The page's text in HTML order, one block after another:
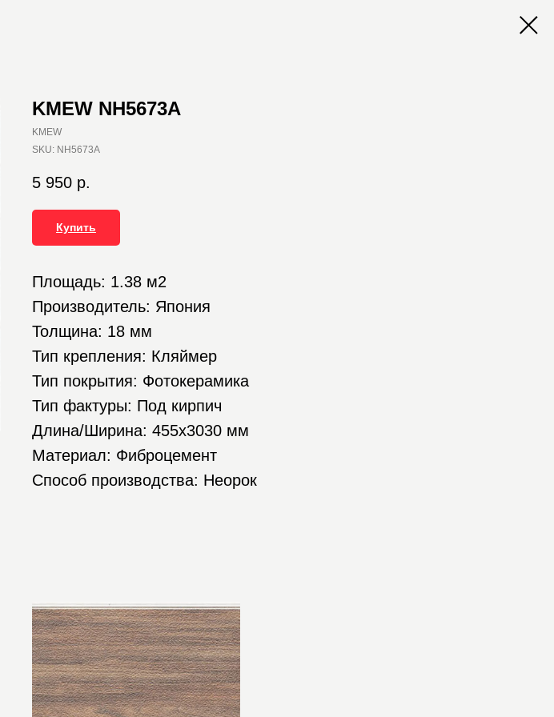
KMEW NH5673A
KMEW
SKU: NH5673A
5 950 р.
Купить
Площадь: 1.38 м2
Производитель: Япония
Толщина: 18 мм
Тип крепления: Кляймер
Тип покрытия: Фотокерамика
Тип фактуры: Под кирпич
Длина/Ширина: 455х3030 мм
Материал: Фиброцемент
Способ производства: Неорок